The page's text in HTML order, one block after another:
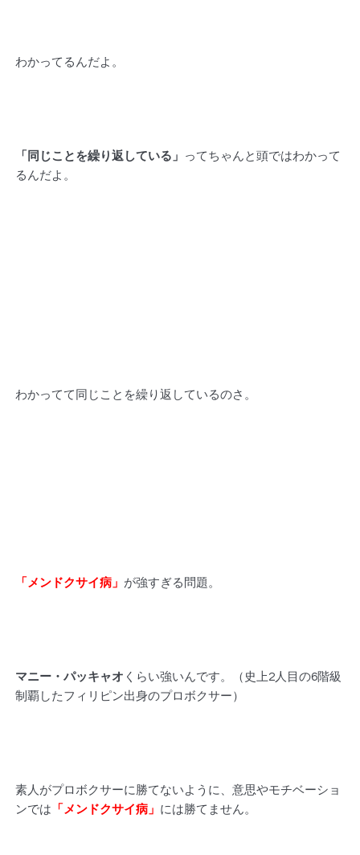
わかってるんだよ。
「同じことを繰り返している」
ってちゃんと頭ではわかって
るんだよ。
わかってて同じことを繰り返しているのさ。
「メンドクサイ病」 が強すぎる問題。
マニー・パッキャオ くらい強いんです。（史上2人目の6階級
制覇したフィリピン出身のプロボクサー）
素人がプロボクサーに勝てないように、意思やモチベーショ
ンでは 「 メ ンドクサイ病」 には勝てません。